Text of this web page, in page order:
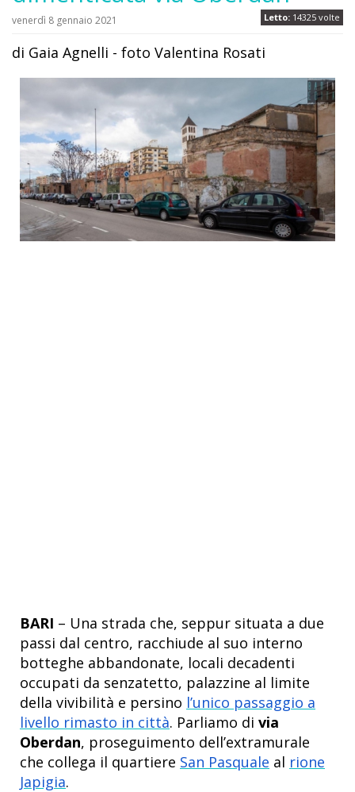
Letto: 14325 volte
venerdì 8 gennaio 2021
di Gaia Agnelli - foto Valentina Rosati
BARI – Una strada che, seppur situata a due
passi dal centro, racchiude al suo interno
botteghe abbandonate, locali decadenti
occupati da senzatetto, palazzine al limite
della vivibilità e persino l’unico passaggio a
livello rimasto in città. Parliamo di via
Oberdan, proseguimento dell’extramurale
che collega il quartiere San Pasquale al rione
Japigia.